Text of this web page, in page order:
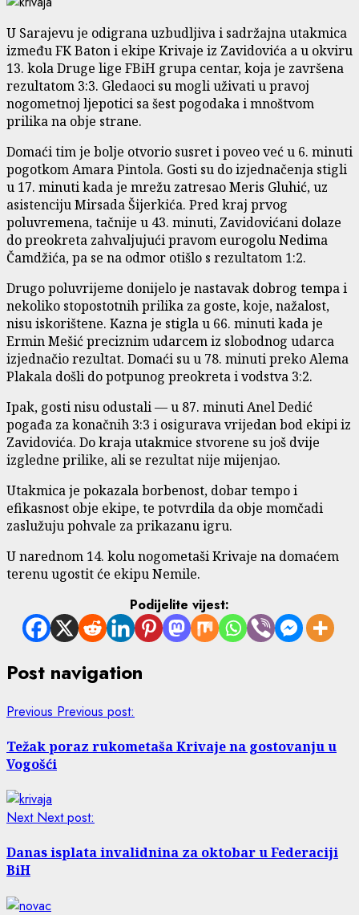
U Sarajevu je odigrana uzbudljiva i sadržajna utakmica
između FK Baton i ekipe Krivaje iz Zavidovića a u okviru
13. kola Druge lige FBiH grupa centar, koja je završena
rezultatom 3:3. Gledaoci su mogli uživati u pravoj
nogometnoj ljepotici sa šest pogodaka i mnoštvom
prilika na obje strane.
Domaći tim je bolje otvorio susret i poveo već u 6. minuti
pogotkom Amara Pintola. Gosti su do izjednačenja stigli
u 17. minuti kada je mrežu zatresao Meris Gluhić, uz
asistenciju Mirsada Šijerkića. Pred kraj prvog
poluvremena, tačnije u 43. minuti, Zavidovićani dolaze
do preokreta zahvaljujući pravom eurogolu Nedima
Čamdžića, pa se na odmor otišlo s rezultatom 1:2.
Drugo poluvrijeme donijelo je nastavak dobrog tempa i
nekoliko stopostotnih prilika za goste, koje, nažalost,
nisu iskorištene. Kazna je stigla u 66. minuti kada je
Ermin Mešić preciznim udarcem iz slobodnog udarca
izjednačio rezultat. Domaći su u 78. minuti preko Alema
Plakala došli do potpunog preokreta i vodstva 3:2.
Ipak, gosti nisu odustali — u 87. minuti Anel Dedić
pogađa za konačnih 3:3 i osigurava vrijedan bod ekipi iz
Zavidovića. Do kraja utakmice stvorene su još dvije
izgledne prilike, ali se rezultat nije mijenjao.
Utakmica je pokazala borbenost, dobar tempo i
efikasnost obje ekipe, te potvrdila da obje momčadi
zaslužuju pohvale za prikazanu igru.
U narednom 14. kolu nogometaši Krivaje na domaćem
terenu ugostit će ekipu Nemile.
Podijelite vijest:
Post navigation
Previous Previous post:
Težak poraz rukometaša Krivaje na gostovanju u
Vogošći
Next Next post:
Danas isplata invalidnina za oktobar u Federaciji
BiH